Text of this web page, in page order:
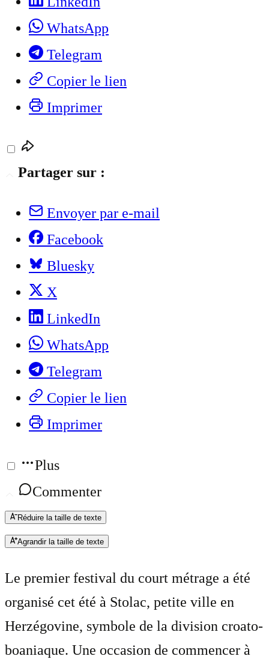
WhatsApp
Telegram
Copier le lien
Imprimer
Partager sur :
Envoyer par e-mail
Facebook
Bluesky
X
LinkedIn
WhatsApp
Telegram
Copier le lien
Imprimer
Plus
Commenter
Réduire la taille de texte
Agrandir la taille de texte
Le premier festival du court métrage a été
organisé cet été à Stolac, petite ville en
Herzégovine, symbole de la division croato-
boaniaque. Une occasion de commencer à